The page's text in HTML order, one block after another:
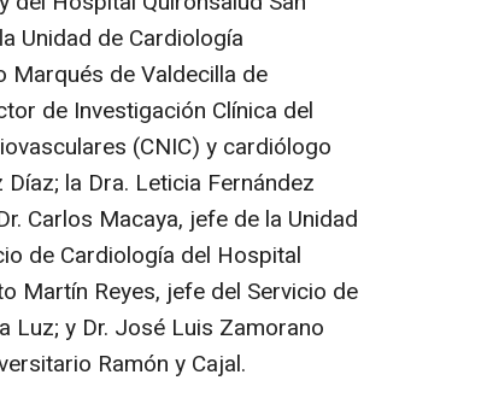
Unidad de Cardiología
Marqués de Valdecilla de
de Investigación Clínica del
(CNIC) y cardiólogo
la Dra. Leticia Fernández
Carlos Macaya, jefe de la Unidad
de Cardiología del Hospital
Martín Reyes, jefe del Servicio de
Luz; y Dr. José Luis Zamorano
Ramón y Cajal.